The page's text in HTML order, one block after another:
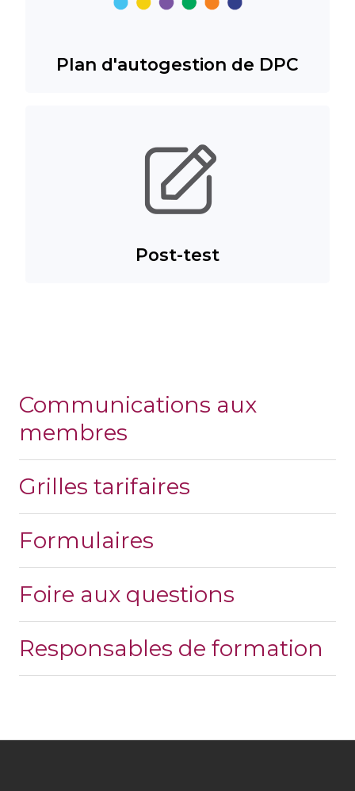
Plan d'autogestion de DPC
Post-test
Communications aux
membres
Grilles tarifaires
Formulaires
Foire aux questions
Responsables de formation